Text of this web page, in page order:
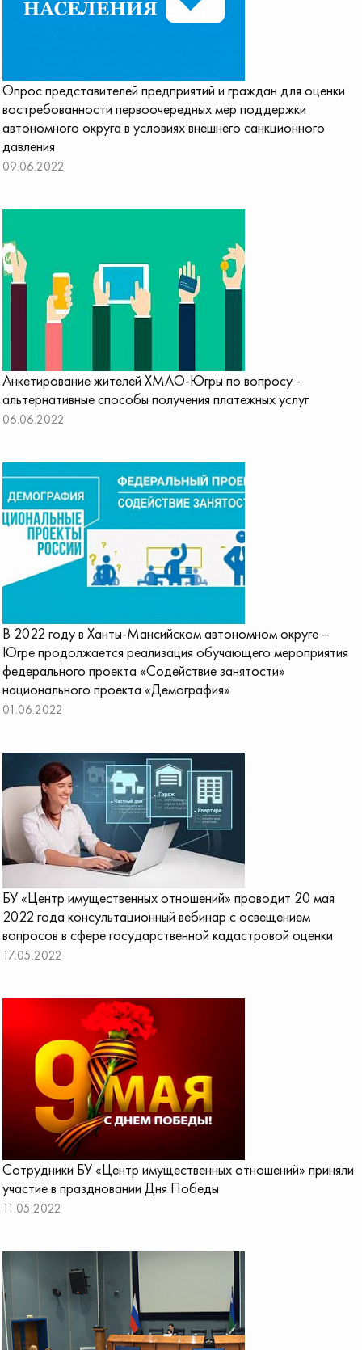
Опрос представителей предприятий и граждан для оценки
востребованности первоочередных мер поддержки
автономного округа в условиях внешнего санкционного
давления
09.06.2022
Анкетирование жителей ХМАО-Югры по вопросу -
альтернативные способы получения платежных услуг
06.06.2022
В 2022 году в Ханты-Мансийском автономном округе –
Югре продолжается реализация обучающего мероприятия
федерального проекта «Содействие занятости»
национального проекта «Демография»
01.06.2022
БУ «Центр имущественных отношений» проводит 20 мая
2022 года консультационный вебинар с освещением
вопросов в сфере государственной кадастровой оценки
17.05.2022
Сотрудники БУ «Центр имущественных отношений» приняли
участие в праздновании Дня Победы
11.05.2022